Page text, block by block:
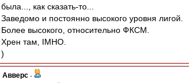
была..., как сказать-то...
Заведомо и постоянно высокого уровня лигой.
Более высокого, относительно ФКСМ.
Хрен там, IMHO.
)
Авверс -